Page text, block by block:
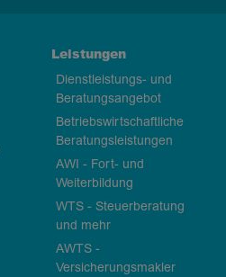
Leistungen
Dienstleistungs- und
Beratungsangebot
Betriebswirtschaftliche
Beratungsleistungen
AWI - Fort- und
Weiterbildung
WTS - Steuerberatung
und mehr
AWTS -
Versicherungsmakler